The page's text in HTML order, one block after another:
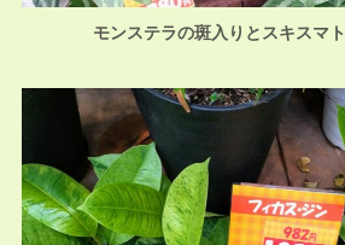
モンステラの斑入りとスキスマ